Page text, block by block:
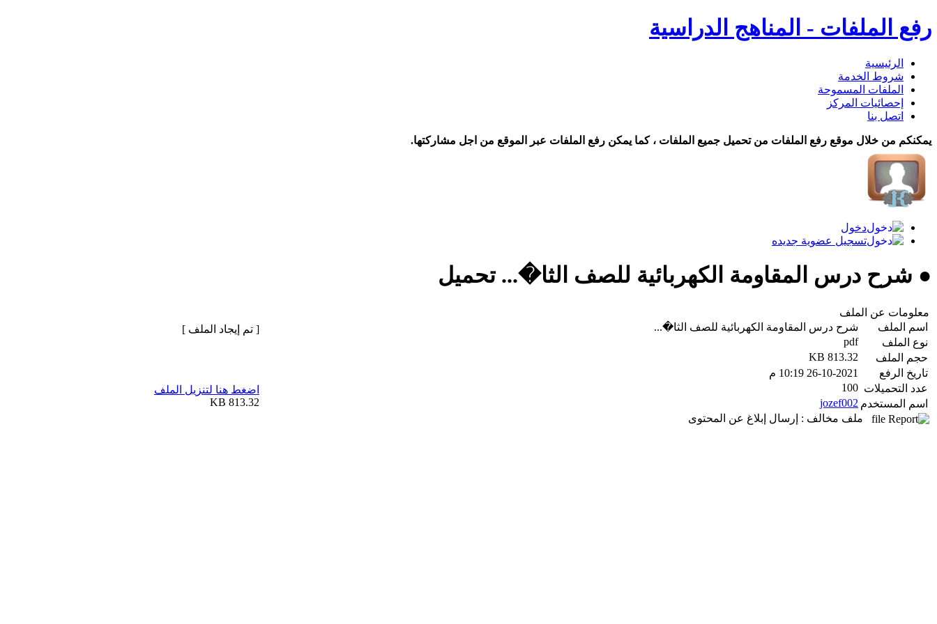
رفع الملفات - المناهج الدراسية
الرئيسية
شروط الخدمة
الملفات المسموحة
إحصائيات المركز
اتصل بنا
يمكنكم من خلال موقع رفع الملفات من تحميل جميع الملفات ، كما يمكن رفع الملفات عبر الموقع من اجل مشاركتها.
دخول
تسجيل عضوية جديده
● شرح درس المقاومة الكهربائية للصف الثا�... تحميل
معلومات عن الملف
اسم الملف
شرح درس المقاومة الكهربائية للصف الثا�...
نوع الملف
pdf
حجم الملف
813.32 KB
تاريخ الرفع
26-10-2021 10:19 م
عدد التحميلات 100
اسم المستخدم jozef002
ملف مخالف : إرسال إبلاغ عن المحتوى
[ تم إيجاد الملف ]
اضغط هنا لتنزيل الملف
813.32 KB